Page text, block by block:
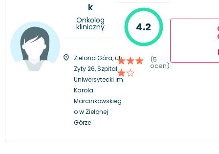
k
Onkolog
kliniczny
Zielona Góra, ul.
Zyty 26, Szpital
Uniwersytecki im.
Karola
Marcinkowskieg
o w Zielonej
Górze
4.2
(5
ocen)